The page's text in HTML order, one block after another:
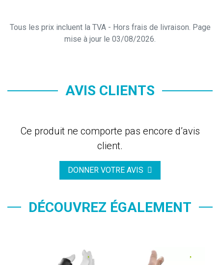
Tous les prix incluent la TVA - Hors frais de livraison. Page
mise à jour le 03/08/2026.
AVIS CLIENTS
Ce produit ne comporte pas encore d’avis
client.
DONNER VOTRE AVIS
DÉCOUVREZ ÉGALEMENT